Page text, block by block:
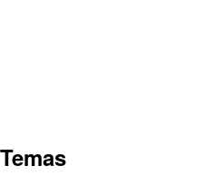
Temas